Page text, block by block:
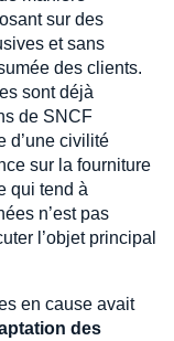
sur des
et sans
des clients.
sont déjà
de SNCF
d’une civilité
sur la fourniture
qui tend à
n’est pas
l’objet principal
en cause avait
des